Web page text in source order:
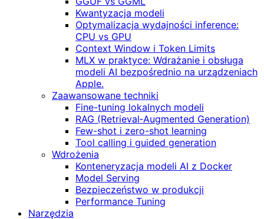
Kwantyzacja modeli
Optymalizacja wydajności inference:
CPU vs GPU
Context Window i Token Limits
MLX w praktyce: Wdrażanie i obsługa
modeli AI bezpośrednio na urządzeniach
Apple.
Zaawansowane techniki
Fine-tuning lokalnych modeli
RAG (Retrieval‑Augmented Generation)
Few-shot i zero-shot learning
Tool calling i guided generation
Wdrożenia
Konteneryzacja modeli AI z Docker
Model Serving
Bezpieczeństwo w produkcji
Performance Tuning
Narzędzia